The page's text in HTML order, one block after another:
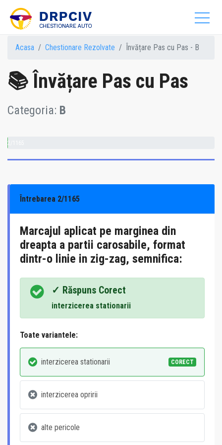
Acasa Chestionare Rezolvate Învățare Pas cu Pas - B
📚 Învățare Pas cu Pas
Categoria: B
2/1165
Întrebarea 2/1165
Marcajul aplicat pe marginea din
dreapta a partii carosabile, format
dintr-o linie in zig-zag, semnifica:
✓ Răspuns Corect
interzicerea stationarii
Toate variantele:
interzicerea stationarii CORECT
interzicerea opririi
alte pericole